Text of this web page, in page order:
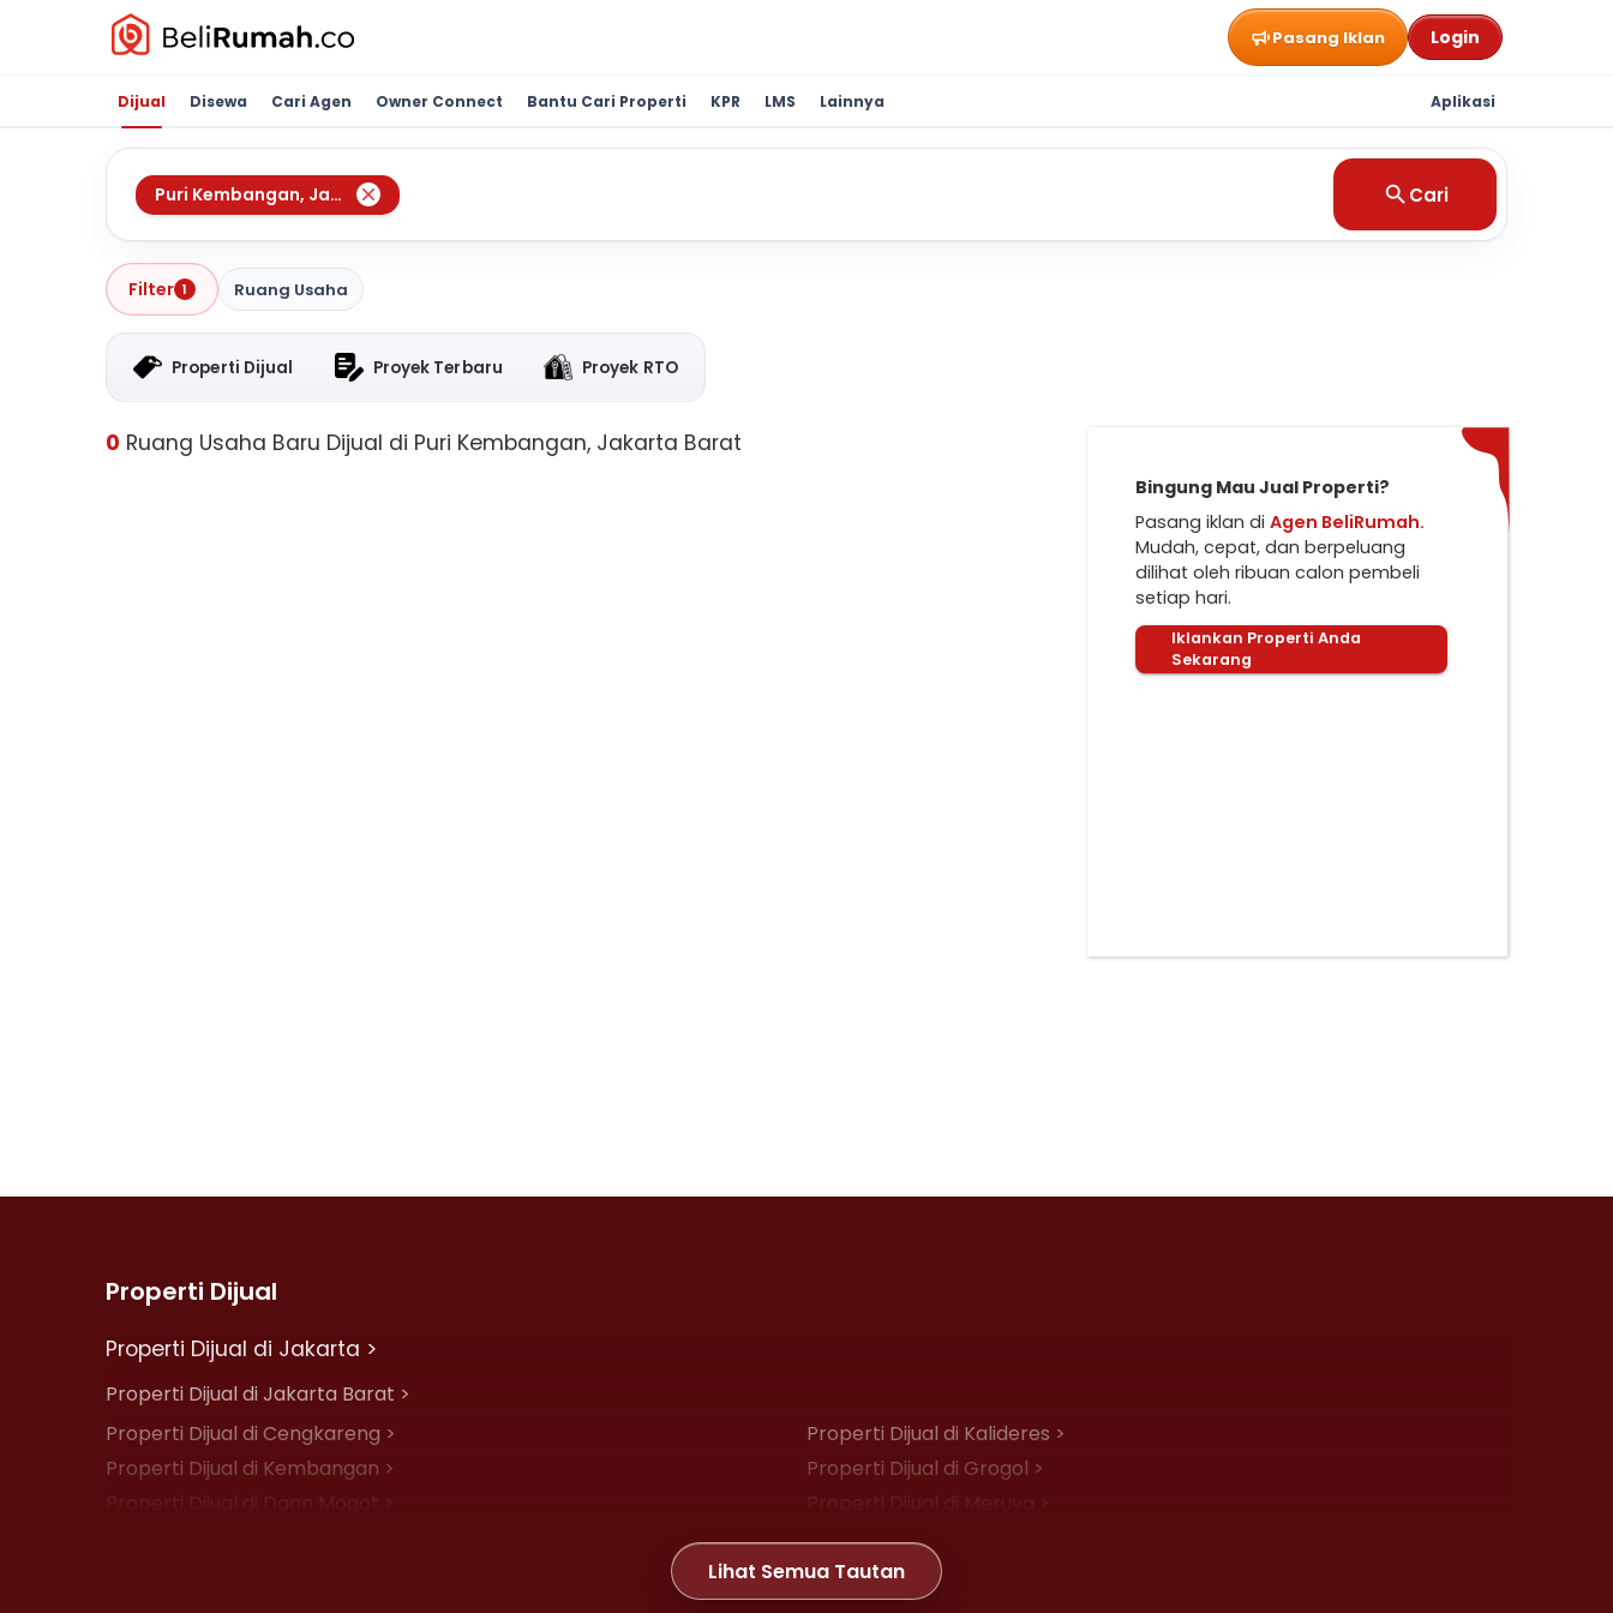
Pasang Iklan Login
Dijual Disewa Cari Agen Owner Connect Bantu Cari Properti KPR LMS Lainnya Aplikasi
Puri Kembangan, Jakarta Barat Cari
Filter 1 Ruang Usaha
Properti Dijual Proyek Terbaru Proyek RTO
0 Ruang Usaha Baru Dijual di Puri Kembangan, Jakarta Barat
Bingung Mau Jual Properti?
Pasang iklan di Agen BeliRumah.
Mudah, cepat, dan berpeluang
dilihat oleh ribuan calon pembeli
setiap hari.
Iklankan Properti Anda
Sekarang
Properti Dijual
Properti Dijual di Jakarta >
Properti Dijual di Jakarta Barat >
Properti Dijual di Cengkareng >
Properti Dijual di Kalideres >
Properti Dijual di Kembangan >
Properti Dijual di Grogol >
Properti Dijual di Daan Mogot >
Properti Dijual di Meruya >
Properti Dijual di Joglo >
Lihat Semua Tautan